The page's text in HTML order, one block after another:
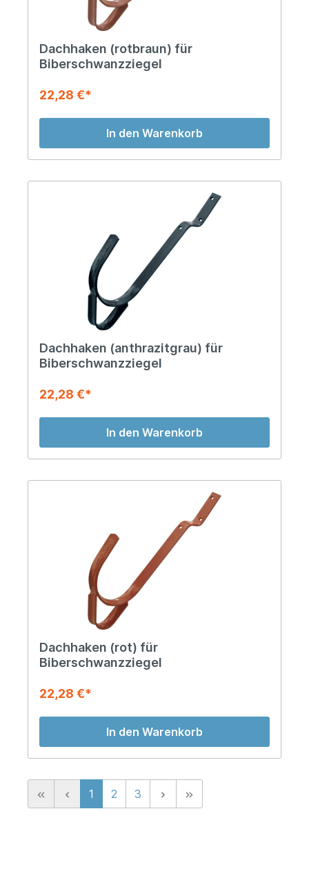
Dachhaken (rotbraun) für
Biberschwanzziegel
22,28 €*
In den Warenkorb
Dachhaken (anthrazitgrau) für
Biberschwanzziegel
22,28 €*
In den Warenkorb
Dachhaken (rot) für
Biberschwanzziegel
22,28 €*
In den Warenkorb
1 2 3